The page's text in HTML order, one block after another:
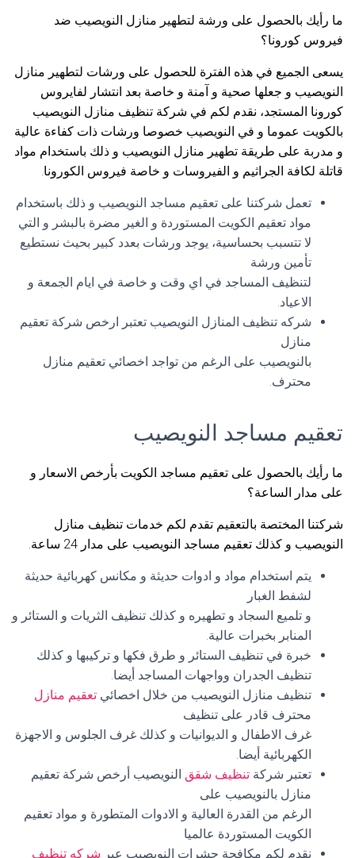
ما رأيك بالحصول على ورشة لتطهير منازل النويصيب ضد
فيروس كورونا؟
يسعى الجميع في هذه الفترة للحصول على ورشات لتطهير منازل
النويصيب و جعلها صحية و آمنة و خاصة بعد انتشار لفايروس
كورونا المستجد، نقدم لكم في شركة تنظيف منازل النويصيب
بالكويت عموما و في النويصيب خصوصا ورشات ذات كفاءة عالية
و مدربة على طريقة تطهير منازل النويصيب و ذلك باستخدام مواد
قاتلة لكافة الجراثيم و الفيروسات و خاصة فيروس الكورونا.
تعمل شركتنا على تعقيم مساجد النويصيب و ذلك باستخدام
مواد تعقيم الكويت المستوردة و الغير مضرة بالبشر و التي
لا تتسبب بحساسية، يوجد ورشات بعدد كبير بحيث نستطيع
تأمين ورشة
لتنظيف المساجد في اي وقت و خاصة في ايام الجمعة و
الاعياد.
شركه تنظيف المنازل النويصيب تعتبر ارخص شركة تعقيم
منازل
بالنويصيب على الرغم من تواجد اخصائي تعقيم منازل
محترف.
تعقيم مساجد النويصيب
ما رأيك بالحصول على تعقيم مساجد الكويت بأرخص الاسعار و
على مدار الساعة؟
شركتنا المختصة بالتعقيم تقدم لكم خدمات تنظيف منازل
النويصيب و كذلك تعقيم مساجد النويصيب على مدار 24 ساعة.
يتم استخدام مواد و ادوات حديثة و مكانس كهربائية حديثة
لشفط الغبار
و تلميع السجاد و تطهيره و كذلك تنظيف الثريات و الستائر و
المنابر بخبرات عالية.
خبرة في تنظيف الستائر و طرق فكها و تركيبها و كذلك
تنظيف الجدران وواجهات المساجد أيضا.
تنظيف منازل النويصيب من خلال اخصائي تعقيم منازل
محترف قادر على تنظيف
غرف الاطفال و الديوانيات و كذلك غرف الجلوس و الاجهزة
الكهربائية أيضا.
تعتبر شركة تنظيف شقق النويصيب أرخص شركة تعقيم
منازل بالنويصيب على
الرغم من القدرة العالية و الادوات المتطورة و مواد تعقيم
الكويت المستوردة عالميا
نقدم لكم مكافحة حشرات النويصيب عبر شركه تنظيف